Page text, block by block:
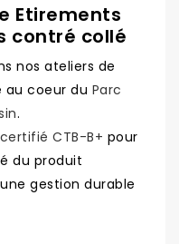
Etirements
contré collé
nos ateliers de
au coeur du Parc
.
CTB-B+ pour
du produit
gestion durable